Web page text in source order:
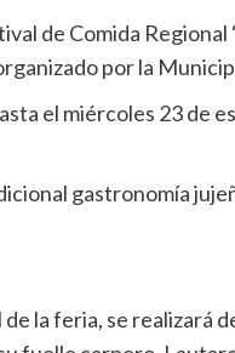
de Comida
por la
el miércoles 23 de
gastronomía
la feria, se realizará